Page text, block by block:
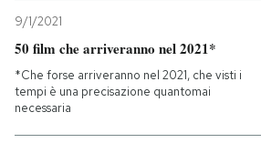
9/1/2021
50 film che arriveranno nel 2021*
*Che forse arriveranno nel 2021, che visti i
tempi è una precisazione quantomai
necessaria